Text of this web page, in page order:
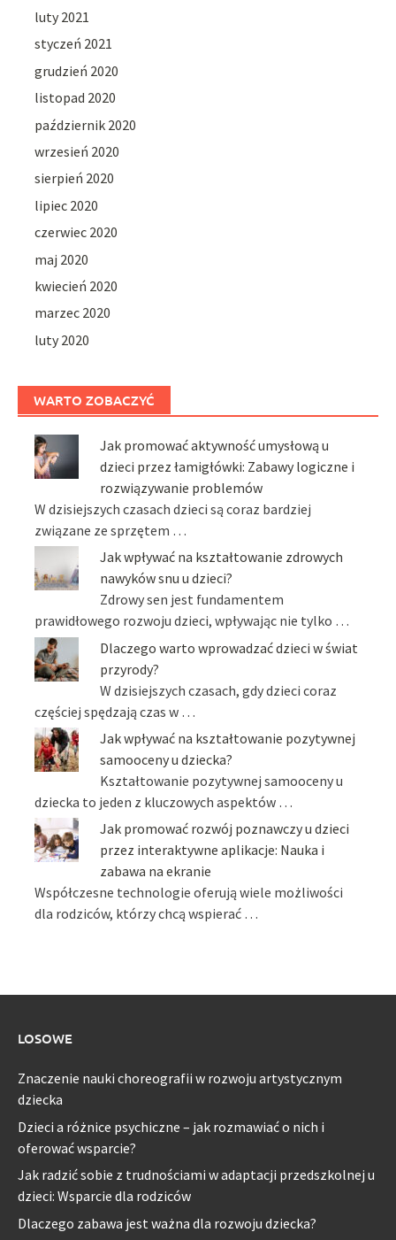
luty 2021
styczeń 2021
grudzień 2020
listopad 2020
październik 2020
wrzesień 2020
sierpień 2020
lipiec 2020
czerwiec 2020
maj 2020
kwiecień 2020
marzec 2020
luty 2020
WARTO ZOBACZYĆ
Jak promować aktywność umysłową u
dzieci przez łamigłówki: Zabawy logiczne i
rozwiązywanie problemów
W dzisiejszych czasach dzieci są coraz bardziej
związane ze sprzętem …
Jak wpływać na kształtowanie zdrowych
nawyków snu u dzieci?
Zdrowy sen jest fundamentem
prawidłowego rozwoju dzieci, wpływając nie tylko …
Dlaczego warto wprowadzać dzieci w świat
przyrody?
W dzisiejszych czasach, gdy dzieci coraz
częściej spędzają czas w …
Jak wpływać na kształtowanie pozytywnej
samooceny u dziecka?
Kształtowanie pozytywnej samooceny u
dziecka to jeden z kluczowych aspektów …
Jak promować rozwój poznawczy u dzieci
przez interaktywne aplikacje: Nauka i
zabawa na ekranie
Współczesne technologie oferują wiele możliwości
dla rodziców, którzy chcą wspierać …
LOSOWE
Znaczenie nauki choreografii w rozwoju artystycznym
dziecka
Dzieci a różnice psychiczne – jak rozmawiać o nich i
oferować wsparcie?
Jak radzić sobie z trudnościami w adaptacji przedszkolnej u
dzieci: Wsparcie dla rodziców
Dlaczego zabawa jest ważna dla rozwoju dziecka?